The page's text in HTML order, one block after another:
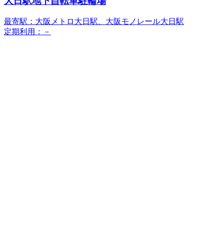
最寄駅：大阪メトロ大日駅、大阪モノレール大日駅
定期利用：－